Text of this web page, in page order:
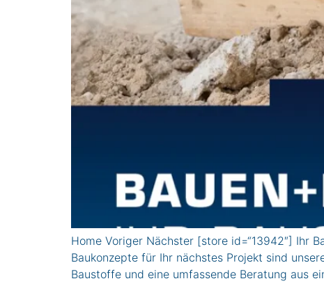
Home Voriger Nächster [store id=“13942″] Ihr
Baukonzepte für Ihr nächstes Projekt sind
Baustoffe und eine umfassende Beratung aus